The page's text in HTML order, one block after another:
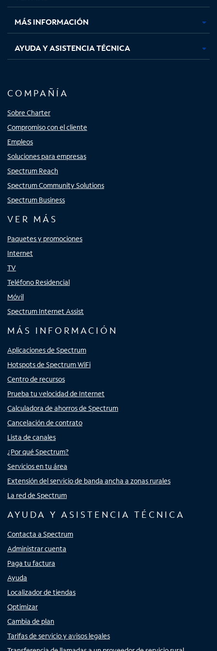
nuevanuevanuevanueva
MÁS INFORMACIÓN
AYUDA Y ASISTENCIA TÉCNICA
COMPAÑÍA
Sobre Charter
Compromiso con el cliente
Empleos
Soluciones para empresas
Spectrum Reach
Spectrum Community Solutions
Spectrum Business
VER MÁS
Paquetes y promociones
Internet
TV
Teléfono Residencial
Móvil
Spectrum Internet Assist
MÁS INFORMACIÓN
Aplicaciones de Spectrum
Hotspots de Spectrum WiFi
Centro de recursos
Prueba tu velocidad de Internet
Calculadora de ahorros de Spectrum
Cancelación de contrato
Lista de canales
¿Por qué Spectrum?
Servicios en tu área
Extensión del servicio de banda ancha a zonas rurales
La red de Spectrum
AYUDA Y ASISTENCIA TÉCNICA
Contacta a Spectrum
Administrar cuenta
Paga tu factura
Ayuda
Localizador de tiendas
Optimizar
Cambia de plan
Tarifas de servicio y avisos legales